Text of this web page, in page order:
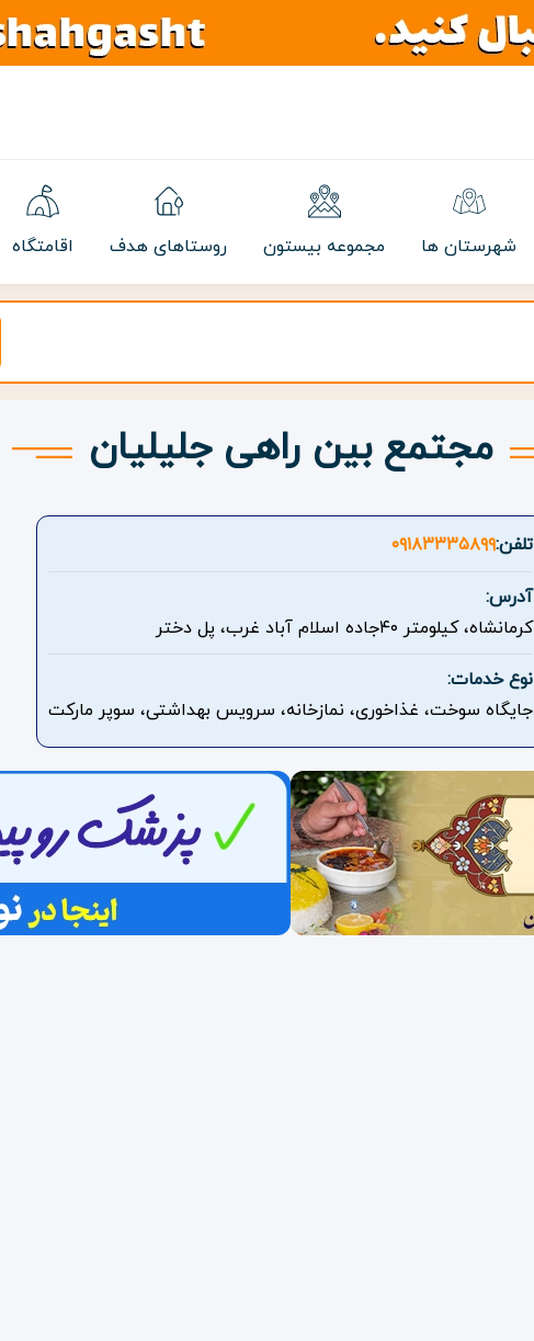
شهرستان ها مجموعه بیستون روستاهای هدف اقامتگاه
مجتمع بین راهی جلیلیان
تلفن:۰۹۱۸۳۳۳۵۸۹۹
آدرس:
کرمانشاه، کیلومتر ۴۰جاده اسلام آباد غرب، پل دختر
نوع خدمات:
جایگاه سوخت، غذاخوری، نمازخانه، سرویس بهداشتی، سوپر مارکت